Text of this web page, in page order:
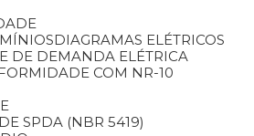
DIAGRAMAS ELÉTRICOS
DE DEMANDA ELÉTRICA
COM NR-10
SPDA (NBR 5419)